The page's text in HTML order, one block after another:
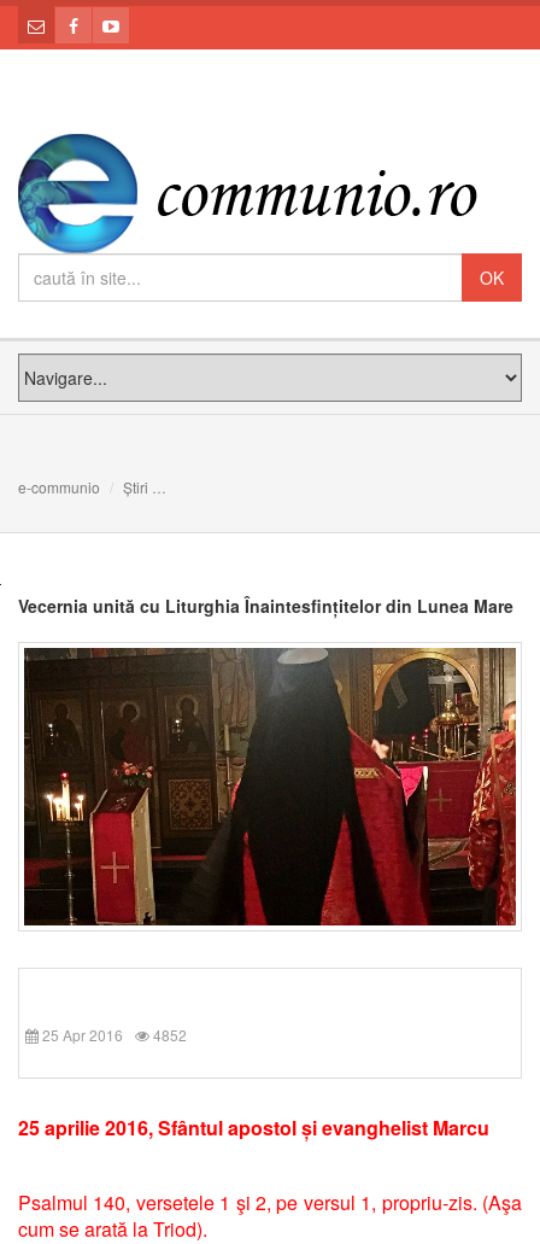
e-communio Știri
Vecernia unită cu Liturghia Înaintesfințitelor din Lunea Mare
25 Apr 2016 4852
25 aprilie 2016, Sfântul apostol și evanghelist Marcu
Psalmul 140, versetele 1 şi 2, pe versul 1, propriu-zis. (Aşa
cum se arată la Triod).